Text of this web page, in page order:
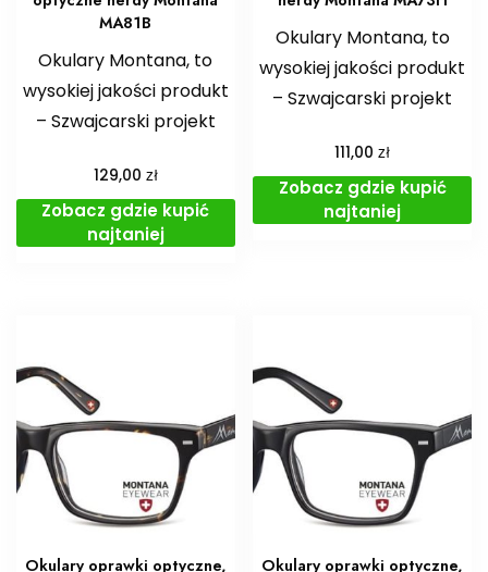
MA81B
Okulary Montana, to
wysokiej jakości produkt
– Szwajcarski projekt
129,00 zł
Zobacz gdzie kupić
najtaniej
Okulary Montana, to
wysokiej jakości produkt
– Szwajcarski projekt
111,00zł
Zobacz gdzie kupić
najtaniej
Okulary oprawki optyczne, Okulary oprawki optyczne,